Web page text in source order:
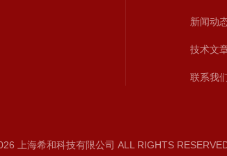
新闻动
技术文
联系我
上海希和科技有限公司 ALL RIGHTS